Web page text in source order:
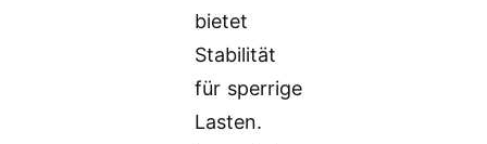
bietet
Stabilität
für sperrige
Lasten.